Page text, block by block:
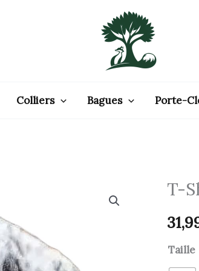
Colliers Bagues Porte-
T-
Taille
T-
Shirt